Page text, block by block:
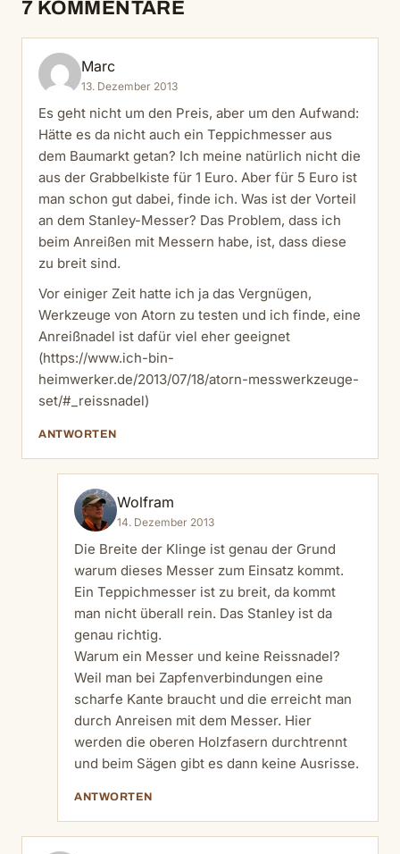
7 KOMMENTARE
Marc
13. Dezember 2013
Es geht nicht um den Preis, aber um den Aufwand:
Hätte es da nicht auch ein Teppichmesser aus
dem Baumarkt getan? Ich meine natürlich nicht die
aus der Grabbelkiste für 1 Euro. Aber für 5 Euro ist
man schon gut dabei, finde ich. Was ist der Vorteil
an dem Stanley-Messer? Das Problem, dass ich
beim Anreißen mit Messern habe, ist, dass diese
zu breit sind.
Vor einiger Zeit hatte ich ja das Vergnügen,
Werkzeuge von Atorn zu testen und ich finde, eine
Anreißnadel ist dafür viel eher geeignet
(https://www.ich-bin-
heimwerker.de/2013/07/18/atorn-messwerkzeuge-
set/#_reissnadel)
ANTWORTEN
Wolfram
14. Dezember 2013
Die Breite der Klinge ist genau der Grund
warum dieses Messer zum Einsatz kommt.
Ein Teppichmesser ist zu breit, da kommt
man nicht überall rein. Das Stanley ist da
genau richtig.
Warum ein Messer und keine Reissnadel?
Weil man bei Zapfenverbindungen eine
scharfe Kante braucht und die erreicht man
durch Anreisen mit dem Messer. Hier
werden die oberen Holzfasern durchtrennt
und beim Sägen gibt es dann keine Ausrisse.
ANTWORTEN